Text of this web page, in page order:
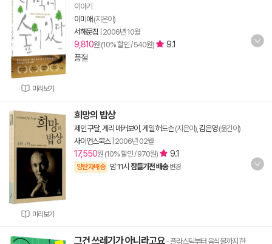
미리보기
이야기
이미애 (지은이)
서해문집 2006년 10월
9,810원 (10% 할인 / 540원)
9.1
품절
미리보기
희망의 밥상
제인 구달, 게리 매커보이 게일 허드슨(지은이), 김은영(옮긴이)
사이언스북스| 2006년 02월
17,550원 (10% 할인 / 970원) 9.1
양탄자배송 밤 11시 잠들기전 배송 변경
그건 쓰레기가 아니라고요- 플라스틱부터 음식물까지 한